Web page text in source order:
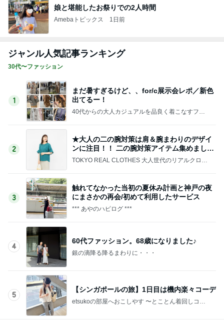
娘と堪能したお祭りでの2人時間
Amebaトピックス 1日前
ジャンル人気記事ランキング
30代〜ファッション
1
まだ暑すぎるけど、、for/c展示会レポ／新色
出てるー！
40代からの大人カジュアルを品良く着こなすファ
2
★大人の二の腕対策は肩＆腕まわりのデザイ
ンに注目！！ 二の腕対策アイテム集めました
♪
TOKYO REAL CLOTHES 大人世代のリアルクロー
3
触れてなかった当初の夏休み計画と神戸の夜
にまさかの再会/初めて利用したサービス
*** あやのハピログ ***
4
60代ファッション。68歳になりました♪
銀の滴降る降るまわりに・・・
5
【シンガポールの旅】1日目は機内楽々コーデ
etsukoの部屋へおこしやす 〜とことん着回しコー